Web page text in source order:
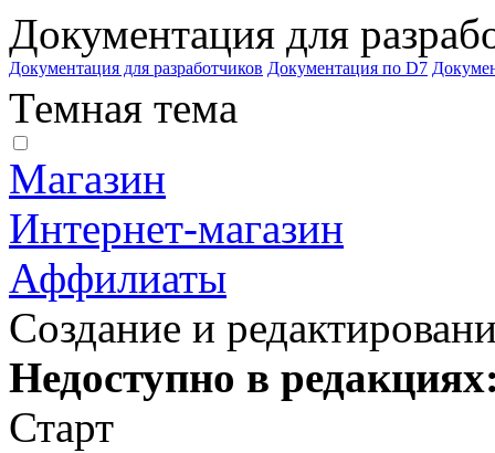
Документация для
Документация для разработчиков Документация по D7
Темная тема
Магазин
Интернет-магазин
Аффилиаты
Создание и
Недоступно в
Старт